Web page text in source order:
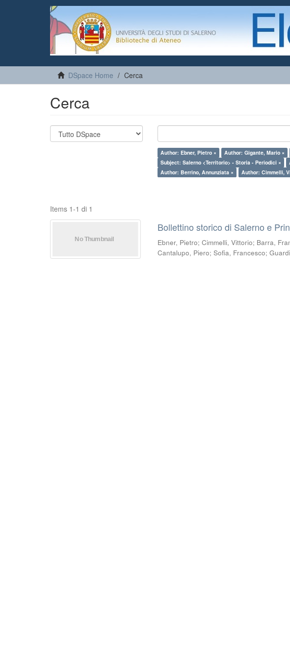
DSpace Home Cerca
Cerca
Author: Ebner, Pietro × Author: Gigante, Mario ×
Subject: Salerno <Territorio> - Storia - Periodici ×
Author: Berrino, Annunziata ×
Author: Cimmelli,
Items 1-1 di 1
Bollettino storico di Salerno e
Ebner, Pietro;Cimmelli, Vittorio; Barra,
Cantalupo, Piero;Sofia, Francesco;